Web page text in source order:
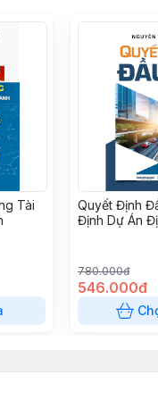
Tài
Quyết Định
Định Dự Án
780.000đ
546.000đ